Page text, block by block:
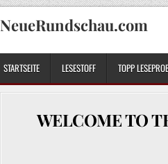
NeueRundschau.com
STARTSEITE LESESTOFF TOPP
WELCOME TO